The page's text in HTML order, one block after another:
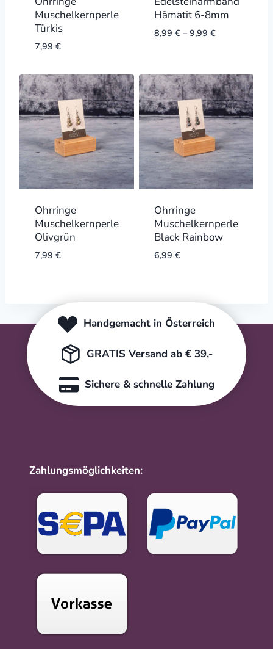
Muschelkernperle
Türkis
7,99 €
Hämatit 6-8mm
8,99 €–9,99 €
Ohrringe
Muschelkernperle
Olivgrün
7,99 €
Ohrringe
Muschelkernperle
Black Rainbow
6,99 €
Handgemacht in Österreich
GRATIS Versand ab € 39,-
Sichere & schnelle Zahlung
Zahlungsmöglichkeiten: